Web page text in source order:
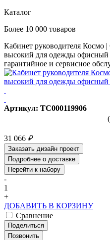
Каталог
Более 10 000 товаров
Кабинет руководителя
высокий для одежды офисный
гарантийное и сервисное
Артикул: ТС000119906
31 066 ₽
Заказать дизайн проект
Подробнее о доставке
Перейти к набору
-
1
+
ДОБАВИТЬ В КОРЗИНУ
Сравнение
Поделиться
Позвонить